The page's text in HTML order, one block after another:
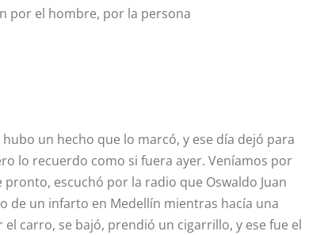
por el hombre, por la persona
un hecho que lo marcó, y ese día dejó para
lo recuerdo como si fuera ayer. Veníamos por
escuchó por la radio que Oswaldo Juan
de un infarto en Medellín mientras hacía una
carro, se bajó, prendió un cigarrillo, y ese fue el